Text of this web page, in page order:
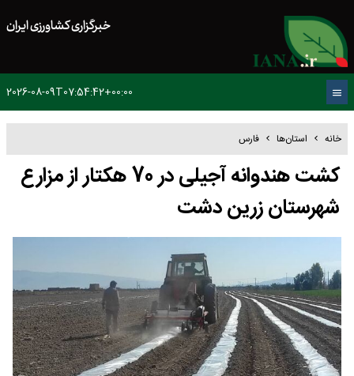
خبرگزاری کشاورزی ایران
2026-08-09T07:54:42+00:00
خانه استان‌ها فارس
کشت هندوانه آجیلی در 70 هکتار از مزارع
شهرستان زرین دشت